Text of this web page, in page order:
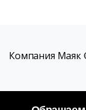
Компания Маяк